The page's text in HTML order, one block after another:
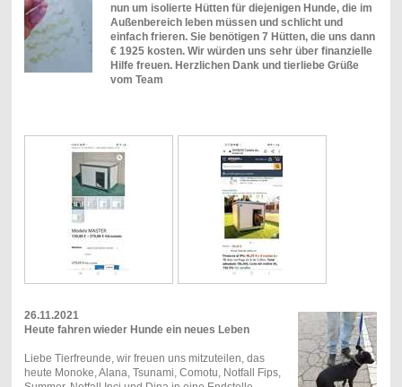
nun um isolierte Hütten für diejenigen Hunde, die im
Außenbereich leben müssen und schlicht und
einfach frieren. Sie benötigen 7 Hütten, die uns dann
€ 1925 kosten. Wir würden uns sehr über finanzielle
Hilfe freuen. Herzlichen Dank und tierliebe Grüße
vom Team
26.11.2021
Heute fahren wieder Hunde ein neues Leben
Liebe Tierfreunde, wir freuen uns mitzuteilen, das
heute Monoke, Alana, Tsunami, Comotu, Notfall Fips,